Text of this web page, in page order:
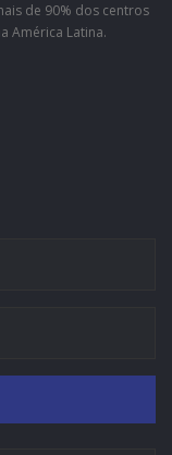
de 90% dos centros
América Latina.